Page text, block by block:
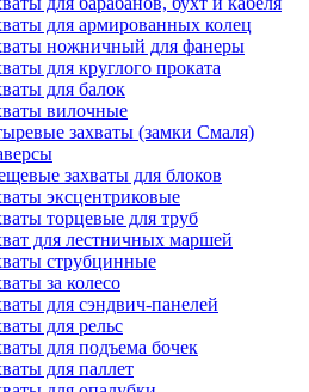
для армированных колец
ножничный для фанеры
для круглого проката
для балок
вилочные
захваты (замки Смаля)
захваты для блоков
эксцентриковые
торцевые для труб
для лестничных маршей
струбцинные
за колесо
для сэндвич-панелей
для рельс
для подъема бочек
для паллет